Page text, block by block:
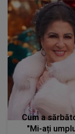
Cum a
"Mi-ați